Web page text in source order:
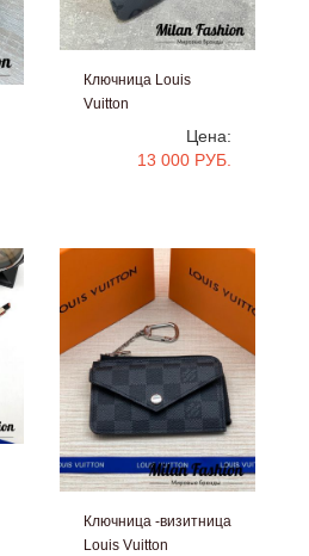
Ключница Louis
Vuitton
Цена:
13 000 РУБ.
Ключница -визитница
Louis Vuitton